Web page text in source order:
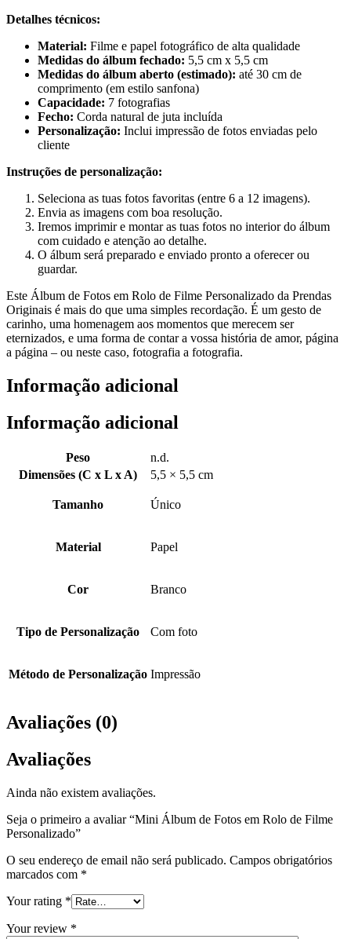
Detalhes técnicos:
Material: Filme e papel fotográfico de alta qualidade
Medidas do álbum fechado: 5,5 cm x 5,5 cm
Medidas do álbum aberto (estimado): até 30 cm de
comprimento (em estilo sanfona)
Capacidade: 7 fotografias
Fecho: Corda natural de juta incluída
Personalização: Inclui impressão de fotos enviadas pelo
cliente
Instruções de personalização:
Seleciona as tuas fotos favoritas (entre 6 a 12 imagens).
Envia as imagens com boa resolução.
Iremos imprimir e montar as tuas fotos no interior do álbum
com cuidado e atenção ao detalhe.
O álbum será preparado e enviado pronto a oferecer ou
guardar.
Este Álbum de Fotos em Rolo de Filme Personalizado da Prendas
Originais é mais do que uma simples recordação. É um gesto de
carinho, uma homenagem aos momentos que merecem ser
eternizados, e uma forma de contar a vossa história de amor, página
a página – ou neste caso, fotografia a fotografia.
Informação adicional
Informação adicional
Peso
n.d.
Dimensões (C x L x A)
5,5 × 5,5 cm
Tamanho Único
Material Papel
Cor Branco
Tipo de Personalização Com foto
Método de Personalização Impressão
Avaliações (0)
Avaliações
Ainda não existem avaliações.
Seja o primeiro a avaliar “Mini Álbum de Fotos em Rolo de Filme
Personalizado”
O seu endereço de email não será publicado. Campos obrigatórios
marcados com *
Your rating *
Your review *